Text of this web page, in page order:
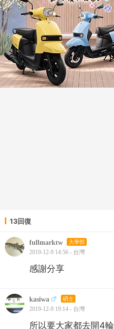
13回復
fullmarktw 大學部
2019-12-9 14:56 - 台灣
感謝分享
kasiwa 碩士
2019-12-9 19:14 - 台灣
所以要大家都去開4輪